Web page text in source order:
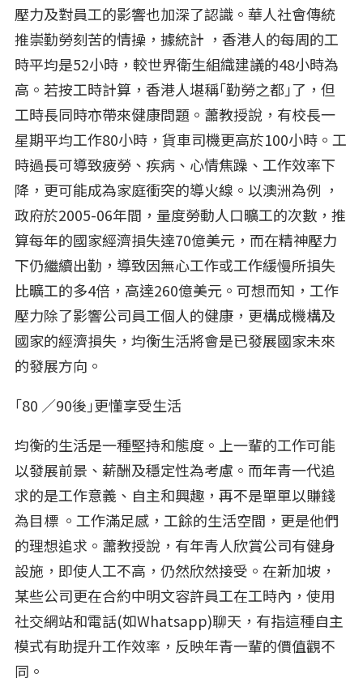
壓力及對員工的影響也加深了認識。華人社會傳統
推崇勤勞刻苦的情操，據統計 ，香港人的每周的工
時平均是52小時，較世界衛生組織建議的48小時為
高。若按工時計算，香港人堪稱｢勤勞之都｣了，但
工時長同時亦帶來健康問題。蕭教授說，有校長一
星期平均工作80小時，貨車司機更高於100小時。工
時過長可導致疲勞、疾病、心情焦躁、工作效率下
降，更可能成為家庭衝突的導火線。以澳洲為例 ，
政府於2005-06年間，量度勞動人口曠工的次數，推
算每年的國家經濟損失達70億美元，而在精神壓力
下仍繼續出勤，導致因無心工作或工作緩慢所損失
比曠工的多4倍，高達260億美元。可想而知，工作
壓力除了影響公司員工個人的健康，更構成機構及
國家的經濟損失，均衡生活將會是已發展國家未來
的發展方向。
｢80 ／90後｣更懂享受生活
均衡的生活是一種堅持和態度。上一輩的工作可能
以發展前景、薪酬及穩定性為考慮。而年青一代追
求的是工作意義、自主和興趣，再不是單單以賺錢
為目標 。工作滿足感，工餘的生活空間，更是他們
的理想追求。蕭教授說，有年青人欣賞公司有健身
設施，即使人工不高，仍然欣然接受。在新加坡，
某些公司更在合約中明文容許員工在工時內，使用
社交網站和電話(如Whatsapp)聊天，有指這種自主
模式有助提升工作效率，反映年青一輩的價值觀不
同。